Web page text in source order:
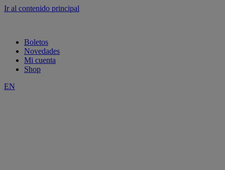
Ir al contenido principal
Boletos
Novedades
Mi cuenta
Shop
EN